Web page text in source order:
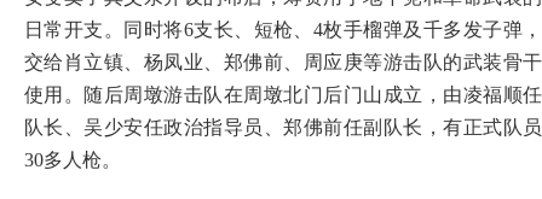
日常开支。同时将6支长、短枪、4枚手榴弹及千多发子弹，
交给肖立镇、杨凤业、郑佛前、周应庚等游击队的武装骨干
使用。随后周墩游击队在周墩北门后门山成立，由凌福顺任
队长、吴少安任政治指导员、郑佛前任副队长，有正式队员
30多人枪。